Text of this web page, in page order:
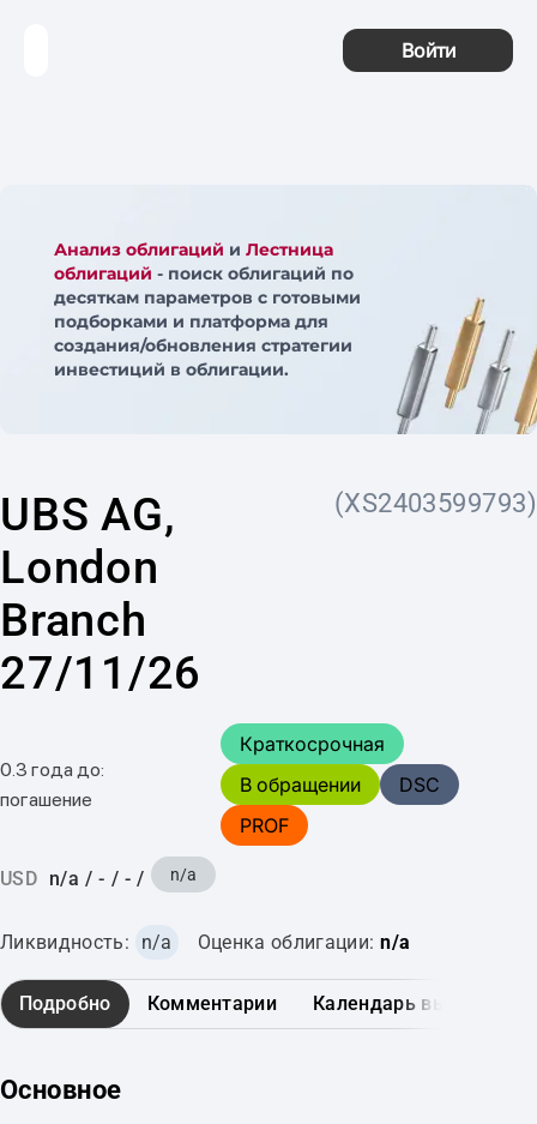
Войти
Анализ облигаций и Лестница
облигаций - поиск облигаций по
десяткам параметров с готовыми
подборками и платформа для
создания/обновления стратегии
инвестиций в облигации.
UBS AG,
London
Branch
27/11/26
(XS2403599793)
0.3 года до:
погашение
Краткосрочная
В обращении
DSC
PROF
USD n/a / - / - / n/a
Ликвидность: n/a Оценка облигации: n/a
Подробно Комментарии Календарь выплат
Основное